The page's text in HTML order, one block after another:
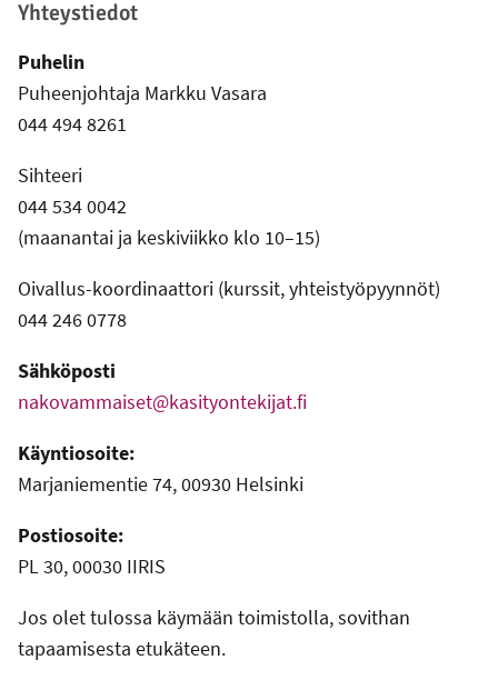
Yhteystiedot
Puhelin
Puheenjohtaja Markku Vasara
044 494 8261
Sihteeri
044 534 0042
(maanantai ja keskiviikko klo 10–15)
Oivallus-koordinaattori (kurssit, yhteistyöpyynnöt)
044 246 0778
Sähköposti
nakovammaiset@kasityontekijat.fi
Käyntiosoite:
Marjaniementie 74, 00930 Helsinki
Postiosoite:
PL 30, 00030 IIRIS
Jos olet tulossa käymään toimistolla, sovithan
tapaamisesta etukäteen.